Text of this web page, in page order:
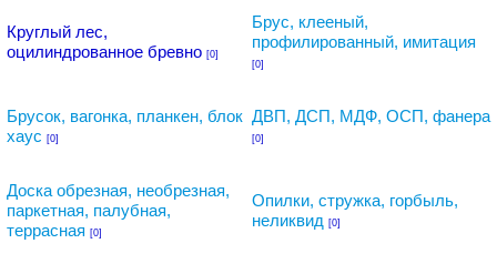
Круглый лес,
оцилиндрованное бревно [0]
Брус, клееный,
профилированный, имитация
[0]
Брусок, вагонка, планкен, блок
хаус [0]
ДВП, ДСП, МДФ, ОСП, фанера
[0]
Доска обрезная, необрезная,
паркетная, палубная,
террасная [0]
Опилки, стружка, горбыль,
неликвид [0]